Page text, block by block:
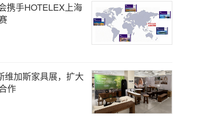
携手HOTELEX上海
维加斯家具展，扩大
作